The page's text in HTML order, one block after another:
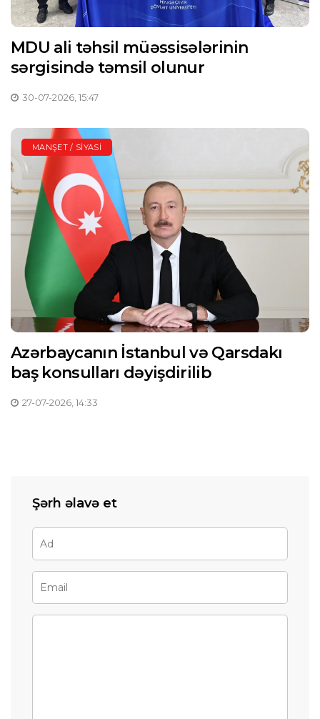
MDU ali təhsil müəssisələrinin
sərgisində təmsil olunur
30-07-2026, 15:47
MANŞET / SIYASI
Azərbaycanın İstanbul və Qarsdakı
baş konsulları dəyişdirilib
27-07-2026, 14:33
Şərh əlavə et